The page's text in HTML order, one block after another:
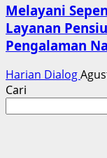
Melayani
Layanan
Pengalaman
Harian Dialog
Cari